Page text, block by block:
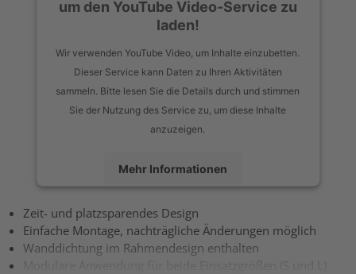
um den YouTube Video-Service zu
laden!
Wir verwenden YouTube Video, um Inhalte einzubetten.
Dieser Service kann Daten zu Ihren Aktivitäten
sammeln. Bitte lesen Sie die Details durch und stimmen
Sie der Nutzung des Service zu, um diese Inhalte
anzuzeigen.
Mehr Informationen
Akzeptieren
powered byUsercentrics Consent Management Platform
Zeit- und platzsparendes Design
Einfache Montage, nachträgliche Änderungen möglich
Wanddichtung im Rahmendesign enthalten
Modulare Anwendung für beide Einsatzgrößen (S und L)